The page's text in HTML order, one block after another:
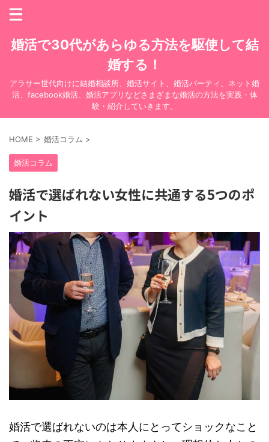
婚活で30代があらゆる方法を駆使して結
婚する！
アラサー世代向けに結婚相談所、婚活サイト、婚活パーティ、ネット婚
活、facebook婚活、婚活アプリなどさまざまな婚活の方法を実践・体
験・紹介していきます。
HOME > 婚活コラム >
婚活コラム
婚活で選ばれない女性に共通する5つのポ
イント
婚活で選ばれないのは本人にとってショックなこと